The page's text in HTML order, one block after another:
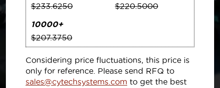
$233.6250
$220.5000
10000+
$207.3750
Considering price fluctuations, this price is
only for reference. Please send RFQ to
sales@cytechsystems.com to get the best